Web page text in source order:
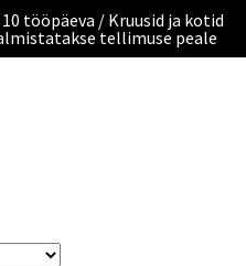
tööpäeva / Kruusid ja kotid
tellimuse peale